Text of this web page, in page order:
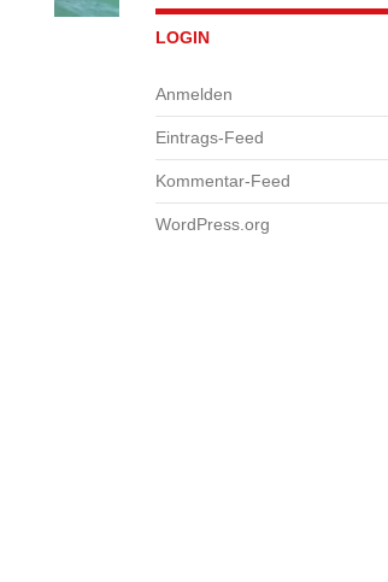
LOGIN
Anmelden
Eintrags-Feed
Kommentar-Feed
WordPress.org